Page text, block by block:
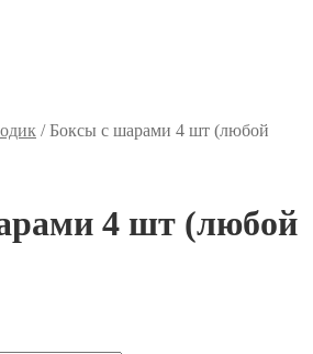
/Боксы с шарами 4 шт (любой
4 шт (любой